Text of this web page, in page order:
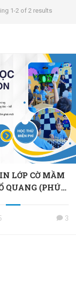
1-2 of 2 results
LỚP CỜ MẦM
QUANG (PHÚ
3